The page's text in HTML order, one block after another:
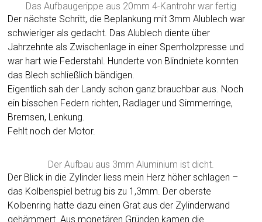
Das Aufbaugerippe aus 20mm 4-Kantrohr war fertig
Der nächste Schritt, die Beplankung mit 3mm Alublech war
schwieriger als gedacht. Das Alublech diente über
Jahrzehnte als Zwischenlage in einer Sperrholzpresse und
war hart wie Federstahl. Hunderte von Blindniete konnten
das Blech schließlich bändigen.
Eigentlich sah der Landy schon ganz brauchbar aus. Noch
ein bisschen Federn richten, Radlager und Simmerringe,
Bremsen, Lenkung.
Fehlt noch der Motor.
Der Aufbau aus 3mm Aluminium ist dicht.
Der Blick in die Zylinder liess mein Herz höher schlagen –
das Kolbenspiel betrug bis zu 1,3mm. Der oberste
Kolbenring hatte dazu einen Grat aus der Zylinderwand
gehämmert. Aus monetären Gründen kamen die